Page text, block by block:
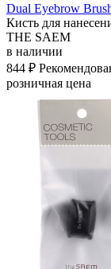
Dual Eyebrow
Кисть для
THE SAEM
в наличии
844 ₽
розничная цена